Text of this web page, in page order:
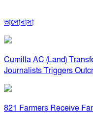
ভালোবাসা
Cumilla AC (Land)
Journalists Triggers
821 Farmers Receive